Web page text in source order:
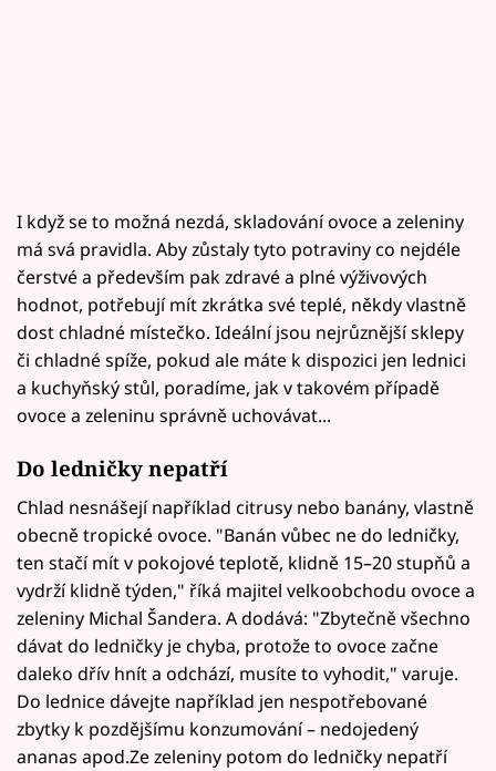
I když se to možná nezdá, skladování ovoce a zeleniny
má svá pravidla. Aby zůstaly tyto potraviny co nejdéle
čerstvé a především pak zdravé a plné výživových
hodnot, potřebují mít zkrátka své teplé, někdy vlastně
dost chladné místečko. Ideální jsou nejrůznější sklepy
či chladné spíže, pokud ale máte k dispozici jen lednici
a kuchyňský stůl, poradíme, jak v takovém případě
ovoce a zeleninu správně uchovávat...
Do ledničky nepatří
Chlad nesnášejí například citrusy nebo banány, vlastně
obecně tropické ovoce. "Banán vůbec ne do ledničky,
ten stačí mít v pokojové teplotě, klidně 15–20 stupňů a
vydrží klidně týden," říká majitel velkoobchodu ovoce a
zeleniny Michal Šandera. A dodává: "Zbytečně všechno
dávat do ledničky je chyba, protože to ovoce začne
daleko dřív hnít a odchází, musíte to vyhodit," varuje.
Do lednice dávejte například jen nespotřebované
zbytky k pozdějšímu konzumování – nedojedený
ananas apod.Ze zeleniny potom do ledničky nepatří